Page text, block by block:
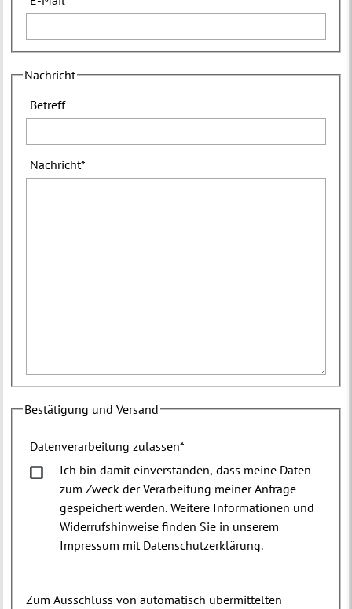
Nachricht
Betreff
Nachricht*
Bestätigung und Versand
Datenverarbeitung zulassen*
Ich bin damit einverstanden, dass meine Daten
zum Zweck der Verarbeitung meiner Anfrage
gespeichert werden. Weitere Informationen und
Widerrufshinweise finden Sie in unserem
Impressum mit Datenschutzerklärung.
Zum Ausschluss von automatisch übermittelten